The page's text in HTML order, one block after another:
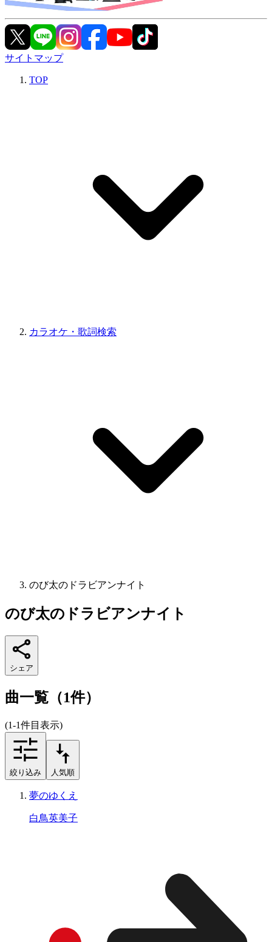
サイトマップ
TOP
カラオケ・歌詞検索
のび太のドラビアンナイト
のび太のドラビアンナイト
シェア
曲一覧（1件）
(1-1件目表示)
絞り込み 人気順
夢のゆくえ
白鳥英美子